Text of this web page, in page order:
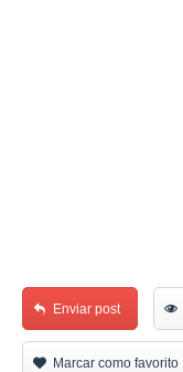
Enviar post
Marcar como favorito